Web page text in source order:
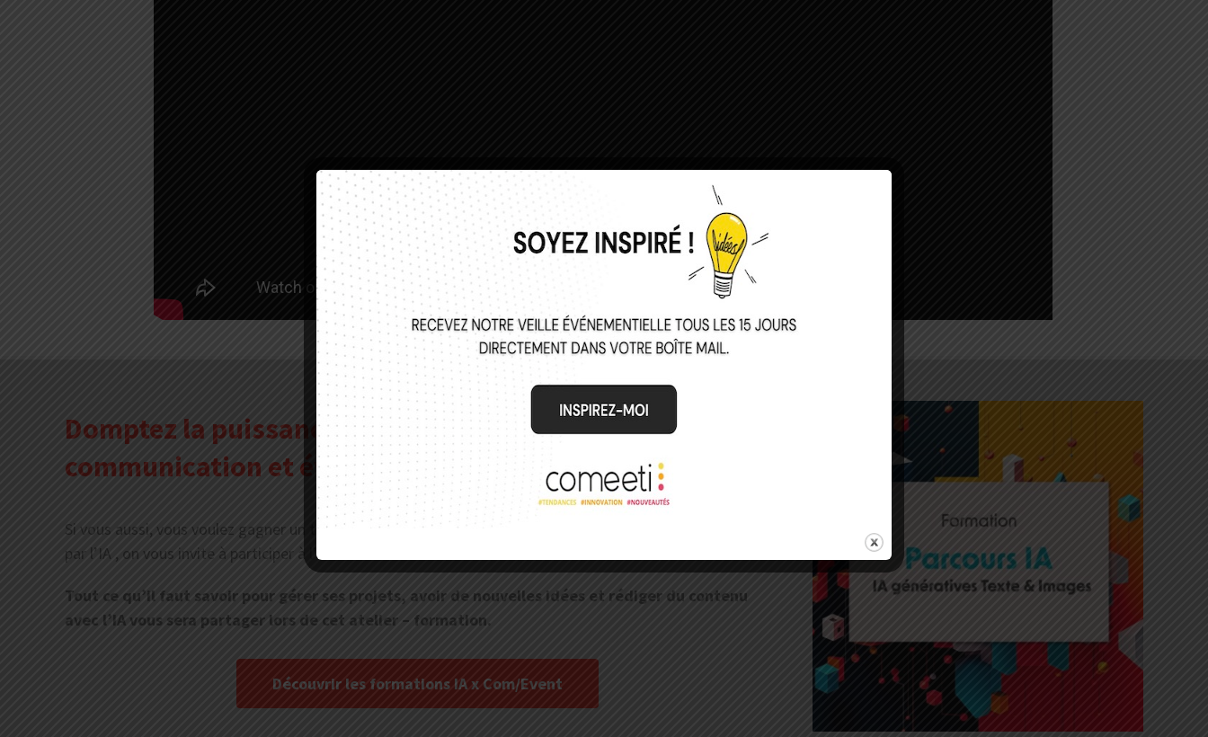
Domptez la puissance de l’IA pour concevoir projets
communication et événements en un rien de temps !
Si vous aussi, vous voulez gagner un temps précieux en vous faisant assister dans de nombreuses tâches
par l’IA , on vous invite à participer à l’une de formations métiers.
Tout ce qu’il faut savoir pour gérer ses projets, avoir de nouvelles idées et rédiger du contenu
avec l’IA vous sera partager lors de cet atelier – formation.
Découvrir les formations IA x Com/Event